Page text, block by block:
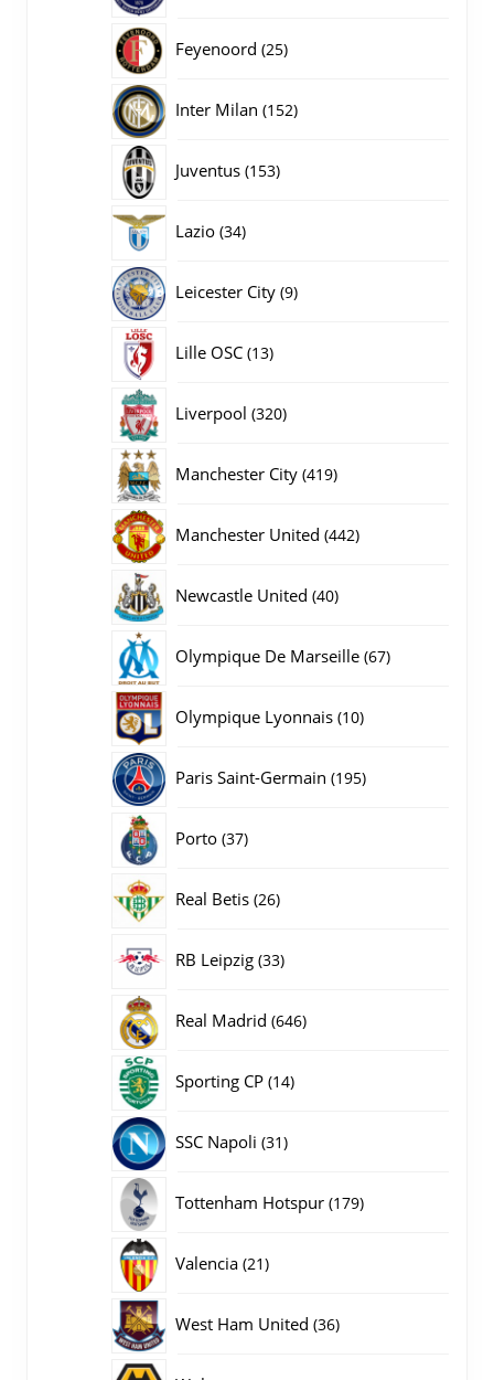
Feyenoord 2525
Inter Milan 152152
Juventus 153153
Lazio 3434
Leicester City 99
Lille OSC 1313
Liverpool 320320
Manchester City 419419
Manchester United 442442
Newcastle United 4040
Olympique De Marseille 6767
Olympique Lyonnais 1010
Paris Saint-Germain 195195
Porto 3737
Real Betis 2626
RB Leipzig 3333
Real Madrid 646646
Sporting CP 1414
SSC Napoli 3131
Tottenham Hotspur 179179
Valencia 2121
West Ham United 3636